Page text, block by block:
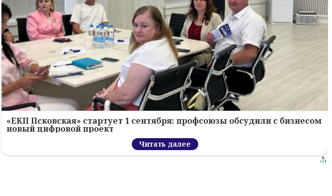
«ЕКП Псковская» стартует 1 сентября: профсоюзы обсудили с бизнесом
новый цифровой проект
Читать далее